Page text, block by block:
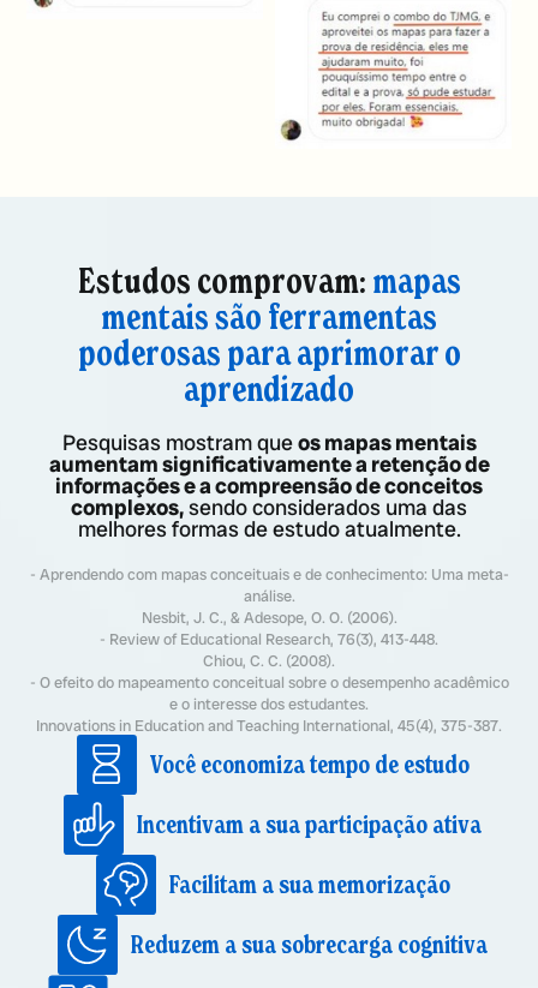
Estudos comprovam: mapas
mentais são ferramentas
poderosas para aprimorar o
aprendizado
Pesquisas mostram queos mapas mentais
aumentam significativamente a retenção de
informações e a compreensão de conceitos
complexos,sendo considerados uma das
melhores formas de estudo atualmente.
- Aprendendo com mapas conceituais e de conhecimento: Uma meta-
análise.
Nesbit, J. C., & Adesope, O. O. (2006).
- Review of Educational Research, 76(3), 413-448.
Chiou, C. C. (2008).
- O efeito do mapeamento conceitual sobre o desempenho acadêmico
e o interesse dos estudantes.
Innovations in Education and Teaching International, 45(4), 375-387.
Você economiza tempo de estudo
Incentivam a sua participação ativa
Facilitam a sua memorização
Reduzem a sua sobrecarga cognitiva